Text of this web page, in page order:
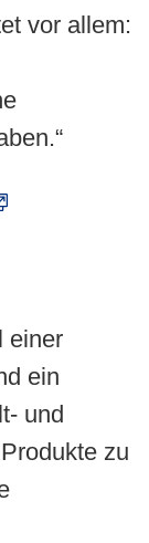
vor allem:
einer
ein
und
zu